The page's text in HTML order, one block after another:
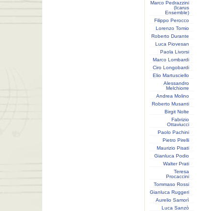
Marco Pedrazzini
(Icarus
Ensemble)
Filippo Perocco
Lorenzo Tomio
Roberto Durante
Luca Piovesan
Paola Livorsi
Marco Lombardi
Ciro Longobardi
Elio Martusciello
Alessandro
Melchiorre
Andrea Molino
Roberto Musanti
Birgit Nolte
Fabrizio
Ottaviucci
Paolo Pachini
Pietro Pirelli
Maurizio Pisati
Gianluca Podio
Walter Prati
Teresa
Procaccini
Tommaso Rossi
Gianluca Ruggeri
Aurelio Samorì
Luca Sanzò